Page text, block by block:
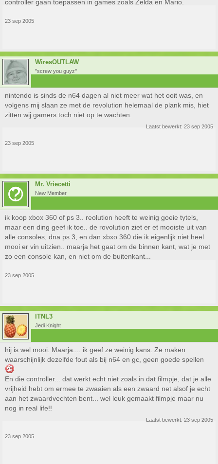
controller gaan toepassen in games zoals Zelda en Mario.
23 sep 2005
WiresOUTLAW
''screw you guyz''
nintendo is sinds de n64 dagen al niet meer wat het ooit was, en
volgens mij slaan ze met de revolution helemaal de plank mis, hiet
zitten wij gamers toch niet op te wachten.
Laatst bewerkt: 23 sep 2005
23 sep 2005
Mr. Vriecetti
New Member
ik koop xbox 360 of ps 3.. reolution heeft te weinig goeie tytels,
maar een ding geef ik toe.. de rovolution ziet er et mooiste uit van
alle consoles, dna ps 3, en dan xbxo 360 die ik eigenlijk niet heel
mooi er vin uitzien.. maarja het gaat om de binnen kant, wat je met
zo een console kan, en niet om de buitenkant...
23 sep 2005
ITNL3
Jedi Knight
hij is wel mooi. Maarja.... ik geef ze weinig kans. Ze maken
waarschijnlijk dezelfde fout als bij n64 en gc, geen goede spellen
En die controller... dat werkt echt niet zoals in dat filmpje, dat je alle
vrijheid hebt om ermee te zwaaien als een zwaard net alsof je echt
aan het zwaardvechten bent... wel leuk gemaakt filmpje maar nu
nog in real life!!
Laatst bewerkt: 23 sep 2005
23 sep 2005